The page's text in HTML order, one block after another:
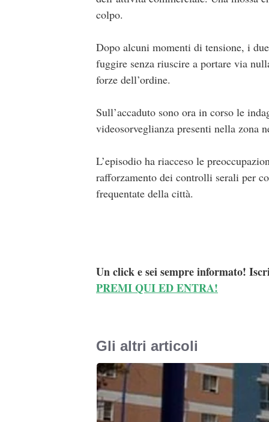
colpo.
Dopo alcuni momenti di tensione, i
fuggire senza riuscire a portare via
forze dell’ordine.
Sull’accaduto sono ora in corso le
videosorveglianza presenti nella zona
L’episodio ha riacceso le
rafforzamento dei controlli serali per
frequentate della città.
Un click e sei sempre informato!
PREMI QUI ED ENTRA!
Gli altri articoli